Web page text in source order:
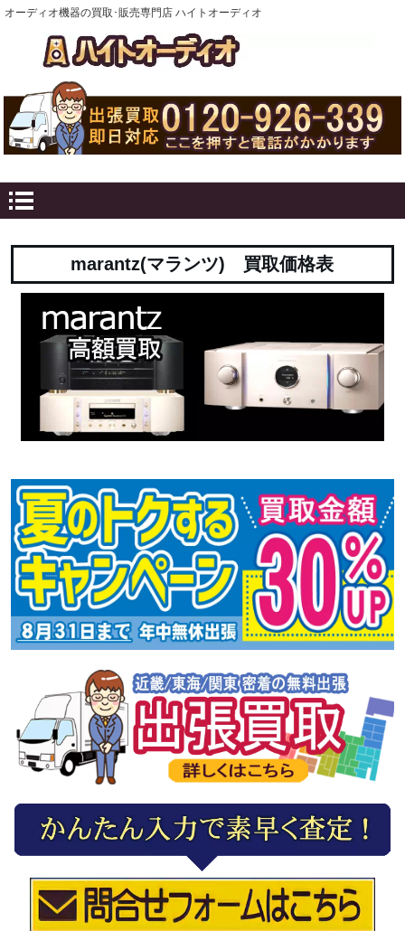
オーディオ機器の買取･販売専門店 ハイトオーディオ
marantz(マランツ) 買取価格表